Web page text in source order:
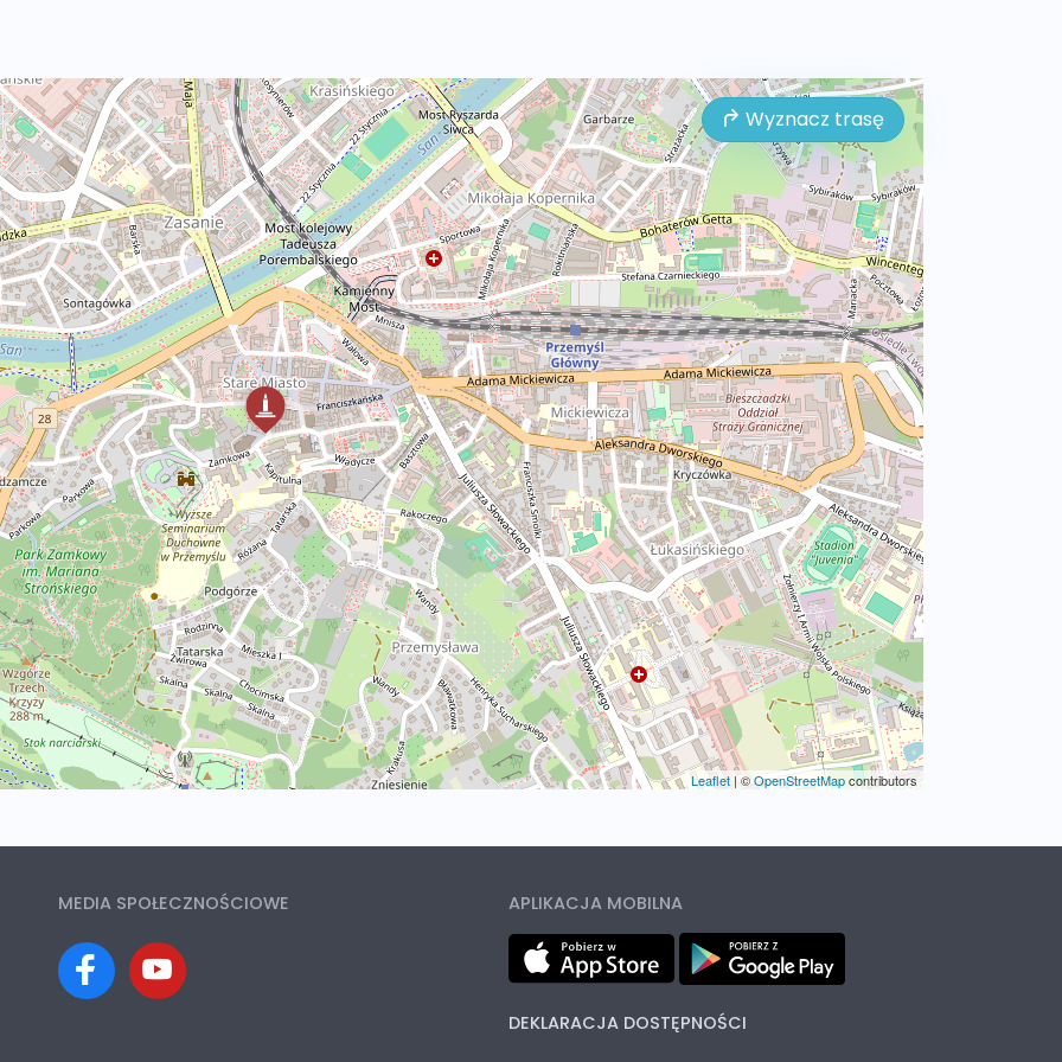
Wyznacz trasę
Leaflet | ©OpenStreetMapcontributors
MEDIA SPOŁECZNOŚCIOWE APLIKACJA MOBILNA
DEKLARACJA DOSTĘPNOŚCI